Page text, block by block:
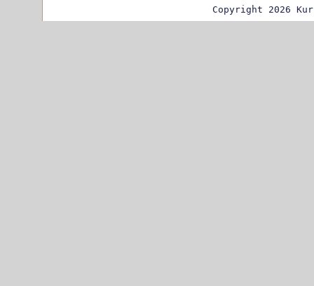
Copyright 2026